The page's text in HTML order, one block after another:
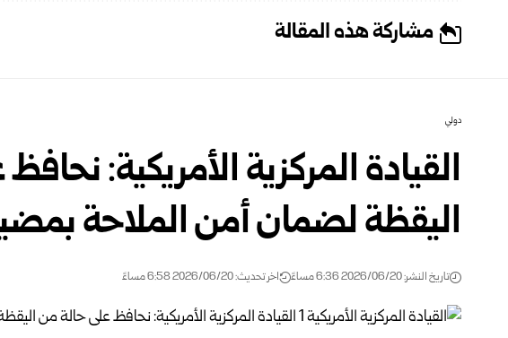
مشاركة هذه المقالة
دولي
القيادة المركزية الأمريكية:
اليقظة لضمان أمن الملاحة
تاريخ النشر: 2026/06/20 6:36 مساءً اخر تحديث: 2026/06/20 6:58 مساءً